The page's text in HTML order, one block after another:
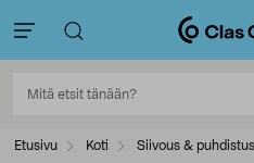
Etusivu Koti Siivous & puhdistus